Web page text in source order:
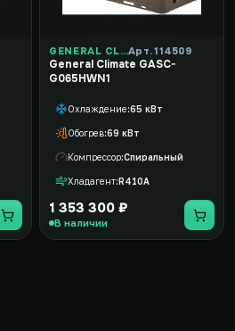
GENERAL CLIMATEАрт. 114509
General Climate GASC-
G065HWN1
Охлаждение 65 кВт
Обогрев 69 кВт
Компрессор Спиральный
Хладагент R410A
1 353 300 ₽
В наличии